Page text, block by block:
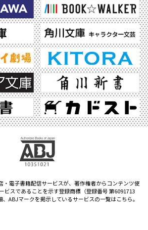
・電子書籍配信サービスが、著作権者からコンテンツ使
ビスであることを示す登録商標（登録番号 第6091713
ABJマークを掲示しているサービスの一覧はこちら。